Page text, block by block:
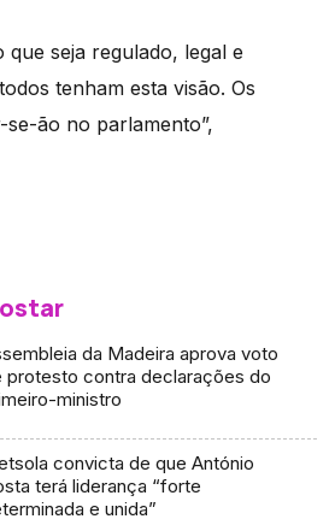
que seja regulado, legal e
tenham esta visão. Os
ão no parlamento”,
da Madeira aprova voto
protesto contra declarações do
ministro
convicta de que António
terá liderança “forte
e unida”